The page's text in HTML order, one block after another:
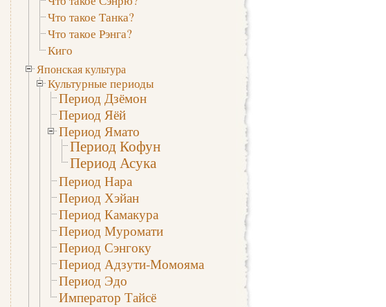
Что такое Танка?
Что такое Рэнга?
Киго
Японская культура
Культурные периоды
Период Дзёмон
Период Яёй
Период Ямато
Период Кофун
Период Асука
Период Нара
Период Хэйан
Период Камакура
Период Муромати
Период Сэнгоку
Период Адзути-Момояма
Период Эдо
Император Тайсё